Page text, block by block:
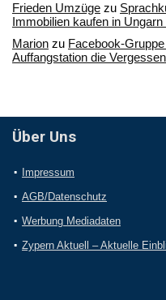
Frieden Umzüge zu
Immobilien kaufen in
Marion zu Facebook-
Auffangstation die
Über Uns
Impressum
AGB/Datenschutz
Werbung Mediadaten
Zypern Aktuell – Aktuelle